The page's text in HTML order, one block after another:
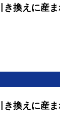
換えに産ま
換えに産ま